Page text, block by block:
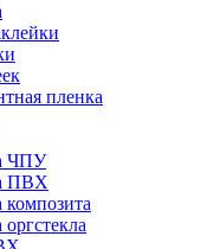
пленка
ЧПУ
ПВХ
композита